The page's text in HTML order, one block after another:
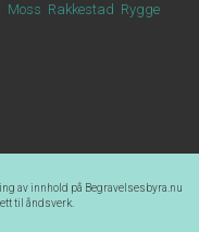
Moss Rakkestad Rygge
av innhold på Begravelsesbyra.nu
til åndsverk.